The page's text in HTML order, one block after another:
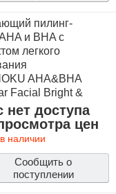
пилинг-
и BHA с
легкого
AHA&BHA
Facial Bright &
Jelly
нет доступа
цен
наличии
Сообщить о
поступлении